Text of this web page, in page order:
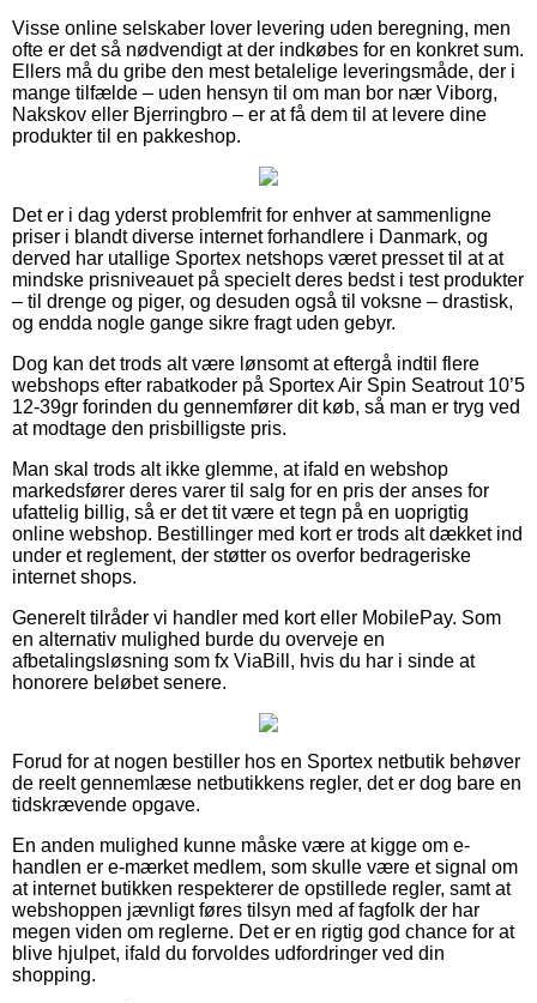
Visse online selskaber lover levering uden beregning, men
ofte er det så nødvendigt at der indkøbes for en konkret sum.
Ellers må du gribe den mest betalelige leveringsmåde, der i
mange tilfælde – uden hensyn til om man bor nær Viborg,
Nakskov eller Bjerringbro – er at få dem til at levere dine
produkter til en pakkeshop.
Det er i dag yderst problemfrit for enhver at sammenligne
priser i blandt diverse internet forhandlere i Danmark, og
derved har utallige Sportex netshops været presset til at at
mindske prisniveauet på specielt deres bedst i test produkter
– til drenge og piger, og desuden også til voksne – drastisk,
og endda nogle gange sikre fragt uden gebyr.
Dog kan det trods alt være lønsomt at eftergå indtil flere
webshops efter rabatkoder på Sportex Air Spin Seatrout 10’5
12-39gr forinden du gennemfører dit køb, så man er tryg ved
at modtage den prisbilligste pris.
Man skal trods alt ikke glemme, at ifald en webshop
markedsfører deres varer til salg for en pris der anses for
ufattelig billig, så er det tit være et tegn på en uoprigtig
online webshop. Bestillinger med kort er trods alt dækket ind
under et reglement, der støtter os overfor bedrageriske
internet shops.
Generelt tilråder vi handler med kort eller MobilePay. Som
en alternativ mulighed burde du overveje en
afbetalingsløsning som fx ViaBill, hvis du har i sinde at
honorere beløbet senere.
Forud for at nogen bestiller hos en Sportex netbutik behøver
de reelt gennemlæse netbutikkens regler, det er dog bare en
tidskrævende opgave.
En anden mulighed kunne måske være at kigge om e-
handlen er e-mærket medlem, som skulle være et signal om
at internet butikken respekterer de opstillede regler, samt at
webshoppen jævnligt føres tilsyn med af fagfolk der har
megen viden om reglerne. Det er en rigtig god chance for at
blive hjulpet, ifald du forvoldes udfordringer ved din
shopping.